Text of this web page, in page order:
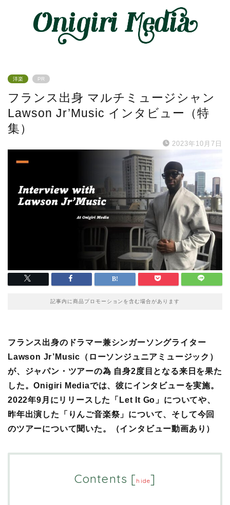
洋楽 PR
フランス出身 マルチミュージシャン
Lawson Jr’Music インタビュー（特
集）
2023年10月7日
記事内に商品プロモーションを含む場合があります
フランス出身のドラマー兼シンガーソングライター
Lawson Jr’Music（ローソンジュニアミュージック）
が、ジャパン・ツアーの為 自身2度目となる来日を果た
した。Onigiri Mediaでは、彼にインタビューを実施。
2022年9月にリリースした「Let It Go」についてや、
昨年出演した「りんご音楽祭」について、そして今回
のツアーについて聞いた。（インタビュー動画あり）
Contents [hide]